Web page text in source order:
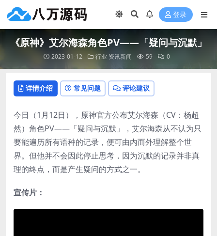
登录
《原神》艾尔海森角色PV——「疑问与沉默」
2023-01-12 行业 资讯新闻 59 0
详情介绍 常见问题 评论建议
今日（1月12日），原神官方公布艾尔海森（CV：杨超
然）角色PV——「疑问与沉默」，艾尔海森从不认为只
要能遍历所有语种的记录，便可由内而外理解整个世
界。但他并不会因此停止思考，因为沉默的记录并非真
理的终点，而是产生疑问的方式之一。
宣传片：